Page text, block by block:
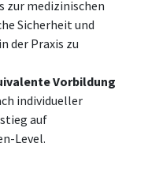
zur medizinischen
Sicherheit und
der Praxis zu
Vorbildung
individueller
auf
Level.